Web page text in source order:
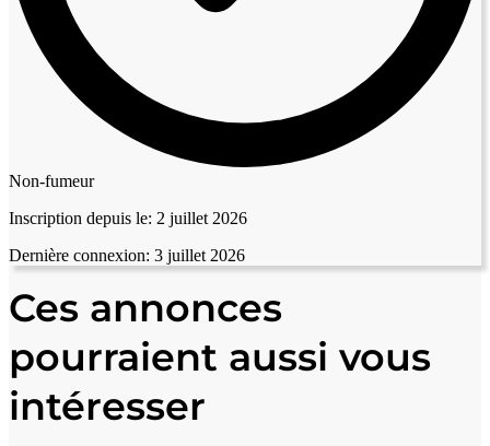
Non-fumeur
Inscription depuis le: 2 juillet 2026
Dernière connexion: 3 juillet 2026
Ces annonces
pourraient aussi vous
intéresser